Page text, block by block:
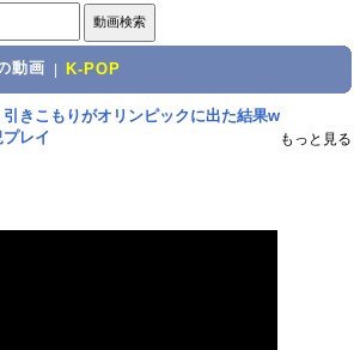
動画 K-POP
引きこもりがオリンピックに出た結果w
レイ
もっと見る